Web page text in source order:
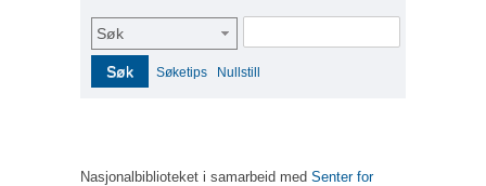
Søk
Søk Søketips Nullstill
Nasjonalbiblioteket i samarbeid med Senter for